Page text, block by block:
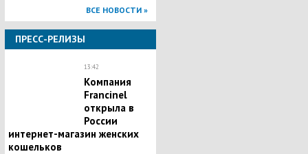
ВСЕ НОВОСТИ »
ПРЕСС-РЕЛИЗЫ
13:42
Компания
Francinel
открыла в
России
интернет-магазин женских
кошельков